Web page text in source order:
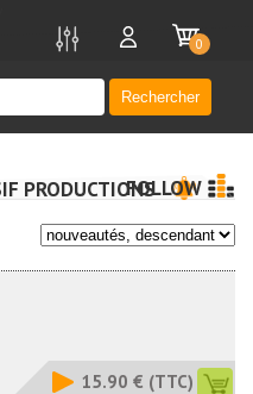
Rechercher
0
PRODUCTIONSFOLLOW
15.90 € (TTC)